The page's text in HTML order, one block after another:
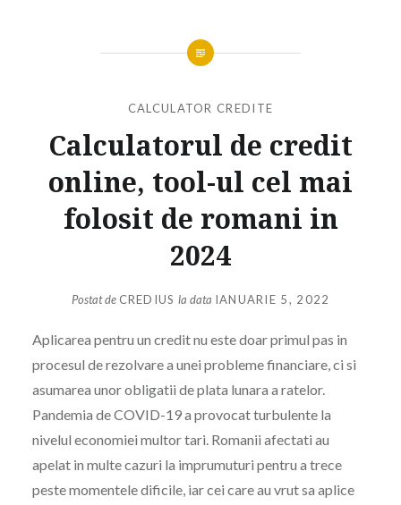
CALCULATOR CREDITE
Calculatorul de credit
online, tool-ul cel mai
folosit de romani in
2024
Postat de CREDIUS la data IANUARIE 5, 2022
Aplicarea pentru un credit nu este doar primul pas in
procesul de rezolvare a unei probleme financiare, ci si
asumarea unor obligatii de plata lunara a ratelor.
Pandemia de COVID-19 a provocat turbulente la
nivelul economiei multor tari. Romanii afectati au
apelat in multe cazuri la imprumuturi pentru a trece
peste momentele dificile, iar cei care au vrut sa aplice